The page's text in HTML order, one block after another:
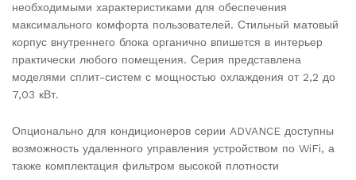
необходимыми характеристиками для обеспечения
максимального комфорта пользователей. Стильный матовый
корпус внутреннего блока органично впишется в интерьер
практически любого помещения. Серия представлена
моделями сплит-систем с мощностью охлаждения от 2,2 до
7,03 кВт.
Опционально для кондиционеров серии ADVANCE доступны
возможность удаленного управления устройством по WiFi, а
также комплектация фильтром высокой плотности